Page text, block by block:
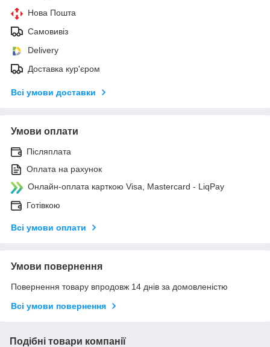
Нова Пошта
Самовивіз
Delivery
Доставка кур'єром
Всі умови доставки
Умови оплати
Післяплата
Оплата на рахунок
Онлайн-оплата карткою Visa, Mastercard - LiqPay
Готівкою
Всі умови оплати
Умови повернення
Повернення товару впродовж 14 днів за домовленістю
Всі умови повернення
Подібні товари компанії